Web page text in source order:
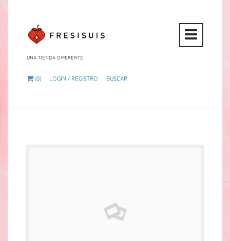
Una tienda diferente
Open
(0) Login / Registro Buscar